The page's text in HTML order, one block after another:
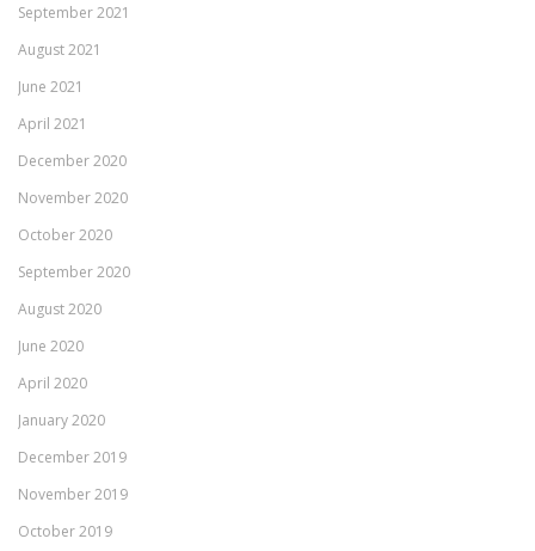
September 2021
August 2021
June 2021
April 2021
December 2020
November 2020
October 2020
September 2020
August 2020
June 2020
April 2020
January 2020
December 2019
November 2019
October 2019